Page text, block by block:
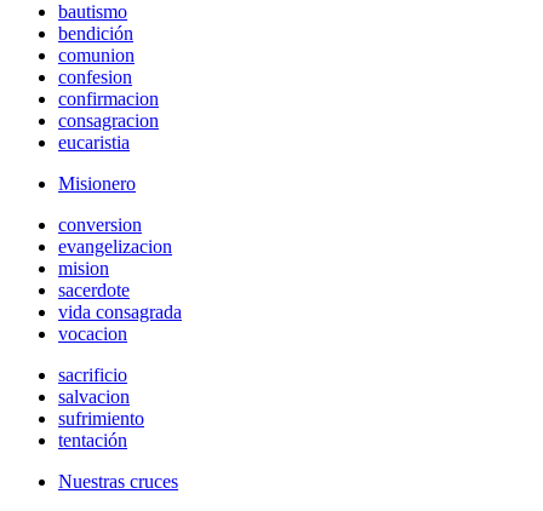
bautismo
bendición
comunion
confesion
confirmacion
consagracion
eucaristia
Misionero
conversion
evangelizacion
mision
sacerdote
vida consagrada
vocacion
sacrificio
salvacion
sufrimiento
tentación
Nuestras cruces